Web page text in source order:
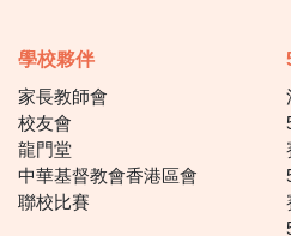
學校夥伴
家長教師會
校友會
龍門堂
中華基督教會香港區會
聯校比賽